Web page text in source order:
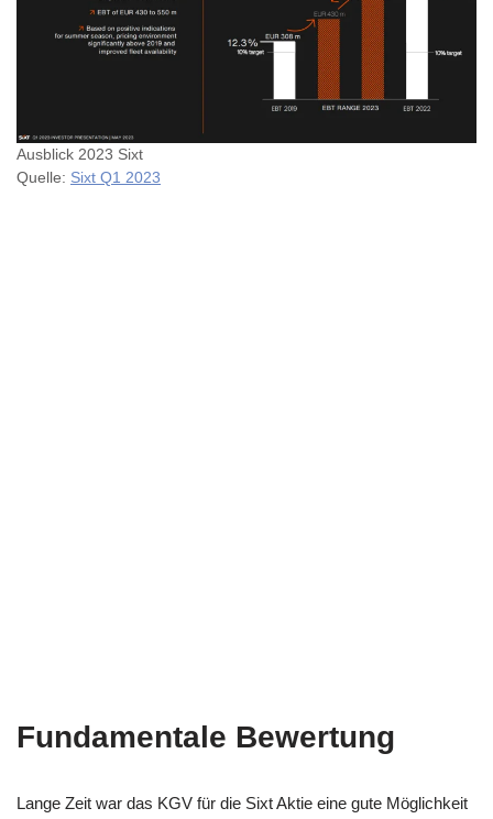
Ausblick 2023 Sixt
Quelle: Sixt Q1 2023
Fundamentale Bewertung
Lange Zeit war das KGV für die Sixt Aktie eine gute Möglichkeit